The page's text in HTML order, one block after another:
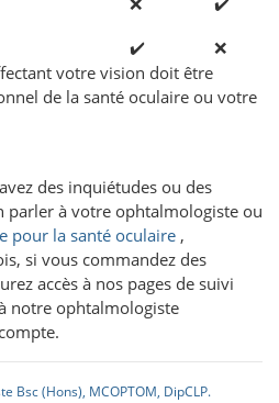
✔️
❌
votre vision doit être
de la santé oculaire ou votre
des inquiétudes ou des
parler à votre ophtalmologiste ou
pour la santé oculaire ,
si vous commandez des
accès à nos pages de suivi
notre ophtalmologiste
Bsc (Hons), MCOPTOM, DipCLP.